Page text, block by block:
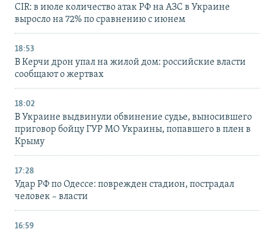
CIR: в июле количество атак РФ на АЗС в Украине
выросло на 72% по сравнению с июнем
18:53
В Керчи дрон упал на жилой дом: российские власти
сообщают о жертвах
18:02
В Украине выдвинули обвинение судье, выносившего
приговор бойцу ГУР МО Украины, попавшего в плен в
Крыму
17:28
Удар РФ по Одессе: поврежден стадион, пострадал
человек – власти
16:59